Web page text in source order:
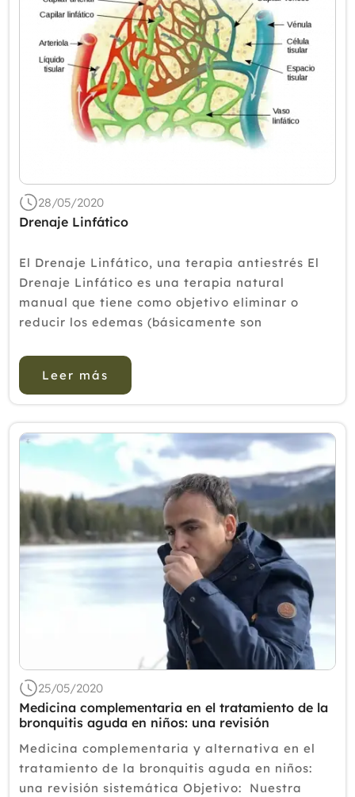
Julio
Junio
Mayo
Abril
Marzo
Febrero
Enero
2017
2015
2014
28/05/2020
Drenaje Linfático
El Drenaje Linfático, una terapia antiestrés El
Drenaje Linfático es una terapia natural
manual que tiene como objetivo eliminar o
reducir los edemas (básicamente son
nuestro organismo llamada linfa). Es una té...
Leer más
25/05/2020
Medicina complementaria en el tratamiento de la
bronquitis aguda en niños: una revisión
Medicina complementaria y alternativa en el
tratamiento de la bronquitis aguda en niños:
una revisión sistemática Objetivo: Nuestra